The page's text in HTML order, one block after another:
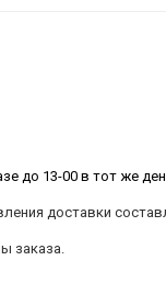
до 13-00 в тот же
доставки
заказа.